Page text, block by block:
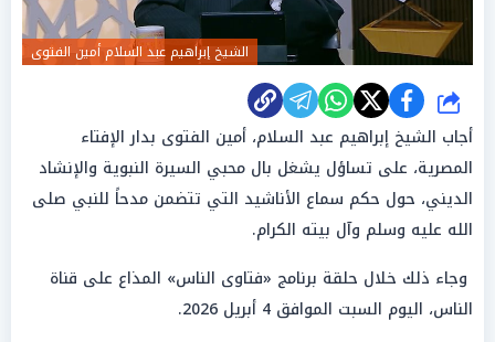
الشيخ إبراهيم عبد السلام أمين الفتوى
شارك
أجاب الشيخ إبراهيم عبد السلام، أمين الفتوى بدار الإفتاء
المصرية، على تساؤل يشغل بال محبي السيرة النبوية والإنشاد
الديني، حول حكم سماع الأناشيد التي تتضمن مدحاً للنبي صلى
الله عليه وسلم وآل بيته الكرام.
وجاء ذلك خلال حلقة برنامج «فتاوى الناس» المذاع على قناة
الناس، اليوم السبت الموافق 4 أبريل 2026.